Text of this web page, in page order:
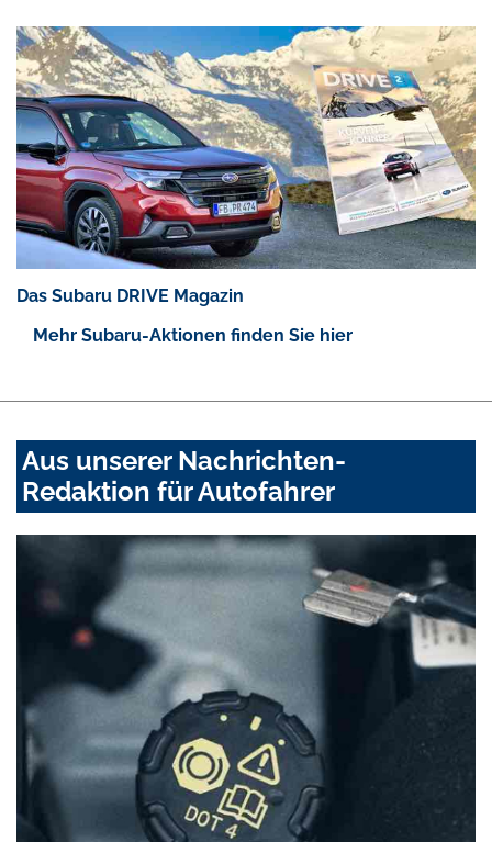
Das Subaru DRIVE Magazin
Mehr Subaru-Aktionen finden Sie hier
Aus unserer Nachrichten-
Redaktion für Autofahrer